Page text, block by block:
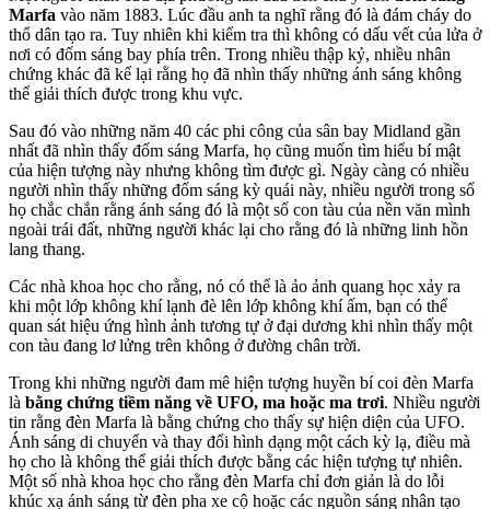
Marfa vào năm 1883. Lúc đầu anh ta nghĩ rằng đó là đám cháy do
thổ dân tạo ra. Tuy nhiên khi kiểm tra thì không có dấu vết của lửa ở
nơi có đốm sáng bay phía trên. Trong nhiều thập kỷ, nhiều nhân
chứng khác đã kể lại rằng họ đã nhìn thấy những ánh sáng không
thể giải thích được trong khu vực.
Sau đó vào những năm 40 các phi công của sân bay Midland gần
nhất đã nhìn thấy đốm sáng Marfa, họ cũng muốn tìm hiểu bí mật
của hiện tượng này nhưng không tìm được gì. Ngày càng có nhiều
người nhìn thấy những đốm sáng kỳ quái này, nhiều người trong số
họ chắc chắn rằng ánh sáng đó là một số con tàu của nền văn mình
ngoài trái đất, những người khác lại cho rằng đó là những linh hồn
lang thang.
Các nhà khoa học cho rằng, nó có thể là ảo ảnh quang học xảy ra
khi một lớp không khí lạnh đè lên lớp không khí ấm, bạn có thể
quan sát hiệu ứng hình ảnh tương tự ở đại dương khi nhìn thấy một
con tàu đang lơ lửng trên không ở đường chân trời.
Trong khi những người đam mê hiện tượng huyền bí coi đèn Marfa
là bằng chứng tiềm năng về UFO, ma hoặc ma trơi. Nhiều người
tin rằng đèn Marfa là bằng chứng cho thấy sự hiện diện của UFO.
Ánh sáng di chuyển và thay đổi hình dạng một cách kỳ lạ, điều mà
họ cho là không thể giải thích được bằng các hiện tượng tự nhiên.
Một số nhà khoa học cho rằng đèn Marfa chỉ đơn giản là do lỗi
khúc xạ ánh sáng từ đèn pha xe cộ hoặc các nguồn sáng nhân tạo